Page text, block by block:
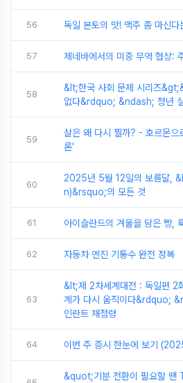
56 독일 본토의 맛! 맥주 좀 마신
57 제네바에서의 미중 무역 협상:
58
&lt;한국 사회 문제 시리즈
없다&rdquo; &ndash; 청년
59
살은 왜 다시 찔까? - 호르몬으
론'
60
2025년 5월 12일의 보름달,
n)&rsquo;의 모든 것
61 아이슬란드의 겨울을 담은 빵,
62 자동차 엔진 기통수 완전 정복
63
&lt;제 2차세계대전 : 독일편
계가 다시 움직이다&rdquo;
인란트 재점령
64 이번 주 증시 한눈에 보기
&quot;기분 전환이 필요할